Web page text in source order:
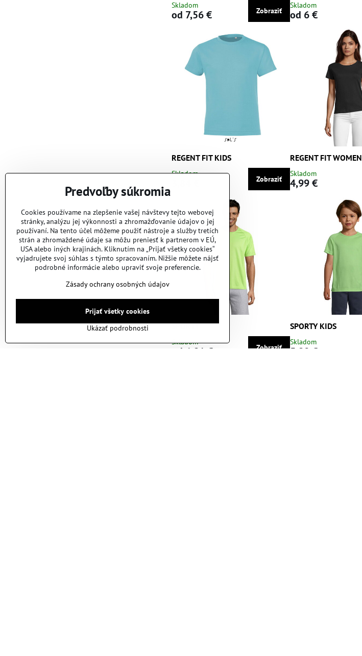
Skladom
od 7,56 € Zobraziť
Skladom
od 6 €
REGENT FIT KIDS
Skladom
Zobraziť
REGENT FIT WOMEN
Skladom
4,99 €
SPORTY
Skladom
od 6,91 € Zobraziť
SPORTY KIDS
Skladom
5,90 €
Predvoľby súkromia
Cookies používame na zlepšenie vašej návštevy tejto webovej
stránky, analýzu jej výkonnosti a zhromažďovanie údajov o jej
používaní. Na tento účel môžeme použiť nástroje a služby tretích
strán a zhromaždené údaje sa môžu preniesť k partnerom v EÚ,
USA alebo iných krajinách. Kliknutím na „Prijať všetky cookies“
vyjadrujete svoj súhlas s týmto spracovaním. Nižšie môžete nájsť
podrobné informácie alebo upraviť svoje preferencie.
Zásady ochrany osobných údajov
Ukázať podrobnosti
Prijať všetky cookies